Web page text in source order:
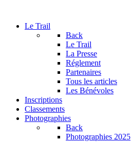
Le Trail
Back
Le Trail
La Presse
Réglement
Partenaires
Tous les articles
Les Bénévoles
Inscriptions
Classements
Photographies
Back
Photographies 2025